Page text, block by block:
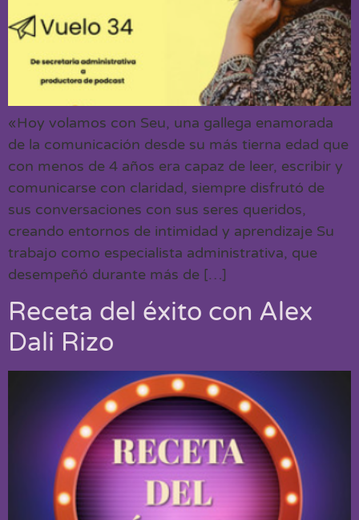
«Hoy volamos con Seu, una gallega enamorada
de la comunicación desde su más tierna edad que
con menos de 4 años era capaz de leer, escribir y
comunicarse con claridad, siempre disfrutó de
sus conversaciones con sus seres queridos,
creando entornos de intimidad y aprendizaje Su
trabajo como especialista administrativa, que
desempeñó durante más de […]
Receta del éxito con Alex
Dali Rizo